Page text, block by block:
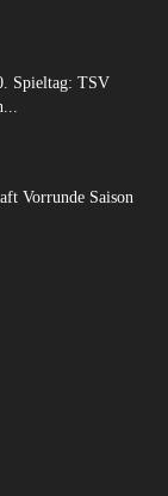
Spieltag: TSV
Vorrunde Saison